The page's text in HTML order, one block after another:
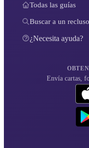
Todas las guías
Buscar a un recluso
¿Necesita ayuda?
Envía cartas,